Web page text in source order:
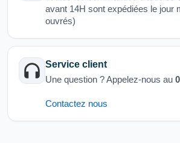
avant 14H sont expédiées le jour
ouvrés)
Service client
Une question ? Appelez-nous au
Contactez nous